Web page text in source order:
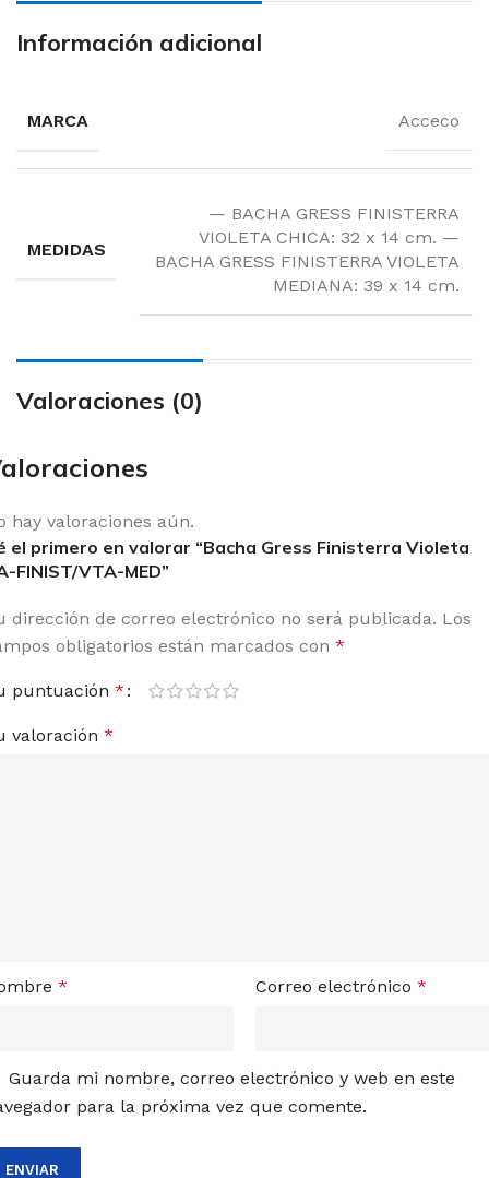
Información adicional
MARCA Acceco
MEDIDAS
— BACHA GRESS FINISTERRA
VIOLETA CHICA: 32 x 14 cm. —
BACHA GRESS FINISTERRA VIOLETA
MEDIANA: 39 x 14 cm.
Valoraciones (0)
hay valoraciones aún.
el primero en valorar “Bacha Gress Finisterra Violeta
FINIST/VTA-MED”
dirección de correo electrónico no será publicada. Los
obligatorios están marcados con *
puntuación *
valoración *
* Correo electrónico *
Guarda mi nombre, correo electrónico y web en este
para la próxima vez que comente.